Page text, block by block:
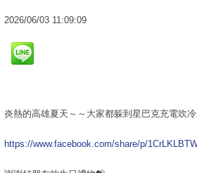
2026/06/03 11:09:09
炎熱的高雄夏天～～大家都躲到星巴克充電吹冷
https://www.facebook.com/share/p/